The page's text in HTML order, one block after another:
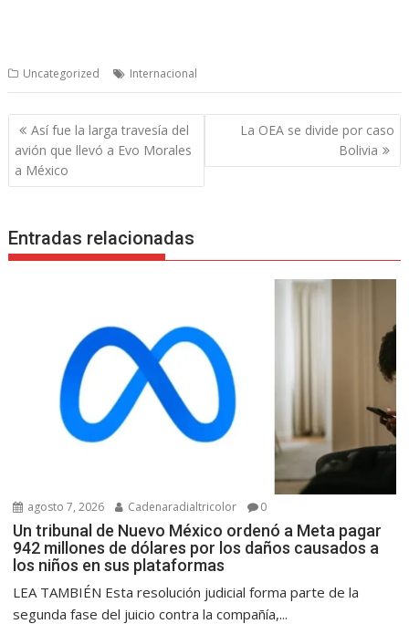
Uncategorized Internacional
Navegación
de
entradas
Así fue la larga travesía del
avión que llevó a Evo Morales
a México
La OEA se divide por caso
Bolivia
Entradas relacionadas
agosto 7, 2026 Cadenaradialtricolor 0
Un tribunal de Nuevo México ordenó a Meta pagar
942 millones de dólares por los daños causados a
los niños en sus plataformas
LEA TAMBIÉN Esta resolución judicial forma parte de la
segunda fase del juicio contra la compañía,...